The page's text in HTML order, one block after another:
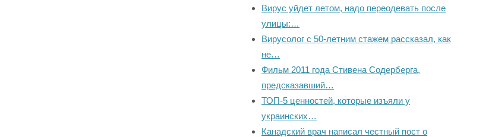
Вирус уйдет летом, надо переодевать после
улицы:…
Вирусолог с 50-летним стажем рассказал, как
не…
Фильм 2011 года Стивена Содерберга,
предсказавший…
ТОП-5 ценностей, которые изъяли у
украинских…
Канадский врач написал честный пост о